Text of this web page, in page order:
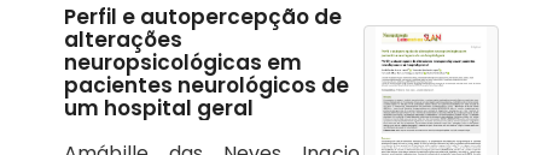
Perfil e autopercepção de
alterações
neuropsicológicas em
pacientes neurológicos de
um hospital geral